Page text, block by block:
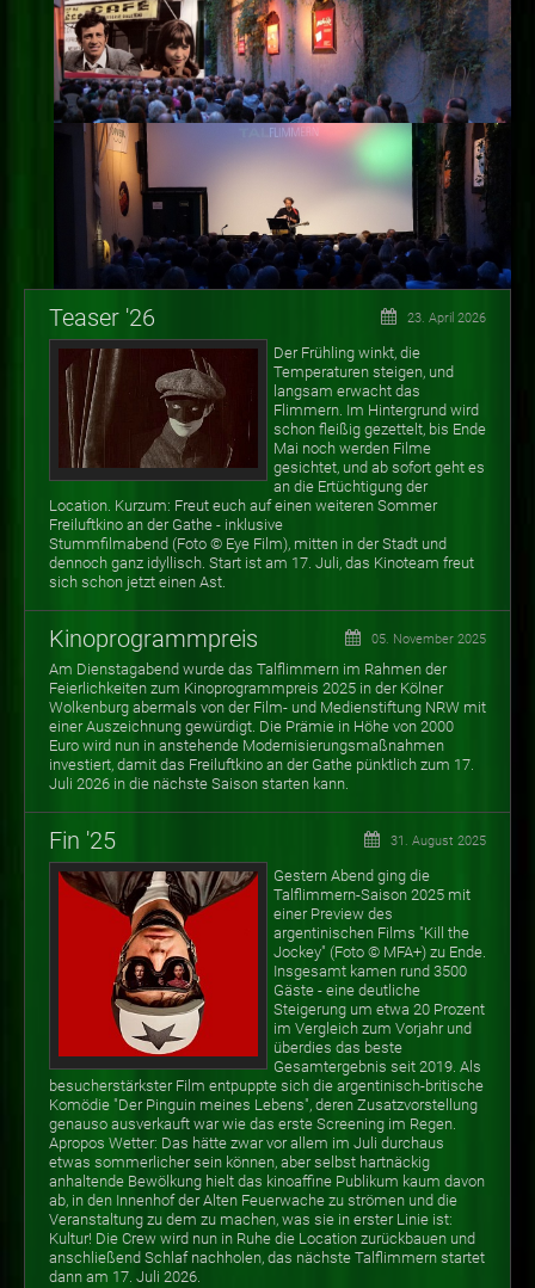
Teaser '26 23. April 2026
Der Frühling winkt, die
Temperaturen steigen, und
langsam erwacht das
Flimmern. Im Hintergrund wird
schon fleißig gezettelt, bis Ende
Mai noch werden Filme
gesichtet, und ab sofort geht es
an die Ertüchtigung der
Location. Kurzum: Freut euch auf einen weiteren Sommer
Freiluftkino an der Gathe - inklusive
Stummfilmabend (Foto © Eye Film), mitten in der Stadt und
dennoch ganz idyllisch. Start ist am 17. Juli, das Kinoteam freut
sich schon jetzt einen Ast.
Kinoprogrammpreis 05. November 2025
Am Dienstagabend wurde das Talflimmern im Rahmen der
Feierlichkeiten zum Kinoprogrammpreis 2025 in der Kölner
Wolkenburg abermals von der Film- und Medienstiftung NRW mit
einer Auszeichnung gewürdigt. Die Prämie in Höhe von 2000
Euro wird nun in anstehende Modernisierungsmaßnahmen
investiert, damit das Freiluftkino an der Gathe pünktlich zum 17.
Juli 2026 in die nächste Saison starten kann.
Fin '25 31. August 2025
Gestern Abend ging die
Talflimmern-Saison 2025 mit
einer Preview des
argentinischen Films "Kill the
Jockey" (Foto © MFA+) zu Ende.
Insgesamt kamen rund 3500
Gäste - eine deutliche
Steigerung um etwa 20 Prozent
im Vergleich zum Vorjahr und
überdies das beste
Gesamtergebnis seit 2019. Als
besucherstärkster Film entpuppte sich die argentinisch-britische
Komödie "Der Pinguin meines Lebens", deren Zusatzvorstellung
genauso ausverkauft war wie das erste Screening im Regen.
Apropos Wetter: Das hätte zwar vor allem im Juli durchaus
etwas sommerlicher sein können, aber selbst hartnäckig
anhaltende Bewölkung hielt das kinoaffine Publikum kaum davon
ab, in den Innenhof der Alten Feuerwache zu strömen und die
Veranstaltung zu dem zu machen, was sie in erster Linie ist:
Kultur! Die Crew wird nun in Ruhe die Location zurückbauen und
anschließend Schlaf nachholen, das nächste Talflimmern startet
dann am 17. Juli 2026.